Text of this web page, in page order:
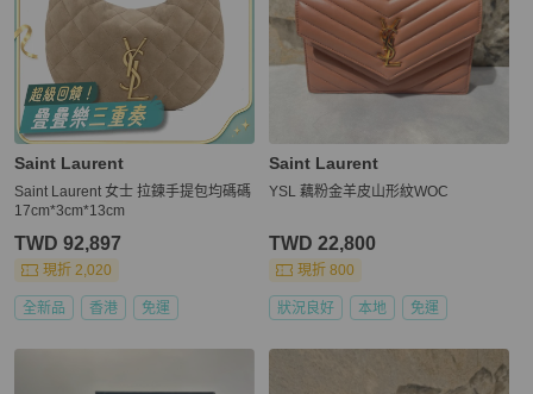
Saint Laurent
Saint Laurent 女士 拉鍊手提包均碼碼
17cm*3cm*13cm
TWD 92,897
現折 2,020
全新品 香港 免運
Saint Laurent
YSL 藕粉金羊皮山形紋WOC
TWD 22,800
現折 800
狀況良好 本地 免運